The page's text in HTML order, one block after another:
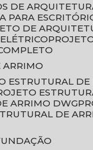
DE
PARA
DE
ARRIMO
ESTRUTURAL
ARRIMO DWG
DE